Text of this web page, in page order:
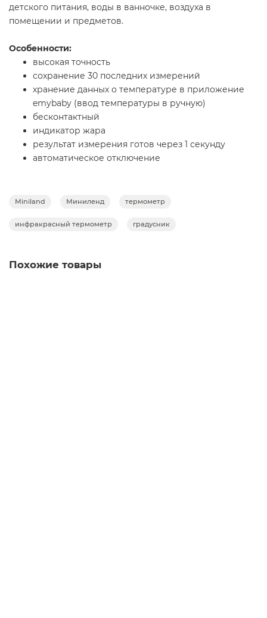
детского питания, воды в ванночке, воздуха в
помещении и предметов.
Особенности:
высокая точность
сохранение 30 последних измерений
хранение данных о температуре в приложение
emybaby (ввод температуры в ручную)
бесконтактный
индикатор жара
результат измерения готов через 1 секунду
автоматическое отключение
Miniland Миниленд термометр
инфракрасный термометр градусник
Похожие товары